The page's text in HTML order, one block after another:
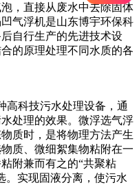
，直接从废水中去除固体
气浮机是山东博宇环保科
自行生产的先进技术设
的原理处理不同水质的各
科技污水处理设备，通
处理的效果。微浮选气浮
质时，是将物理方法产生
质、微细絮集物粘附在一
附兼而有之的“共聚粘
。实现固液分离，使污水